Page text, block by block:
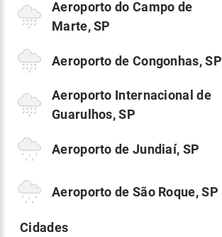
Aeroporto do Campo de
Marte, SP
Aeroporto de Congonhas, SP
Aeroporto Internacional de
Guarulhos, SP
Aeroporto de Jundiaí, SP
Aeroporto de São Roque, SP